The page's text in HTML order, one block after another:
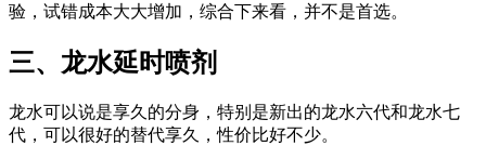
验，试错成本大大增加，综合下来看，并不是首选。
三、龙水延时喷剂
龙水可以说是享久的分身，特别是新出的龙水六代和龙水七
代，可以很好的替代享久，性价比好不少。